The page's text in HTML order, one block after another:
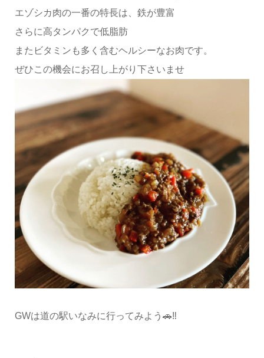
エゾシカ肉の一番の特長は、鉄が豊富
さらに高タンパクで低脂肪
またビタミンも多く含むヘルシーなお肉です。
ぜひこの機会にお召し上がり下さいませ
GWは道の駅いなみに行ってみよう🚗‼️